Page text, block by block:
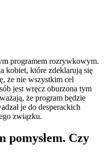
programem rozrywkowym.
kobiet, które zdeklarują się
że nie wszystkim cel
jest wręcz oburzona tym
że program będzie
je do desperackich
związku.
pomysłem. Czy